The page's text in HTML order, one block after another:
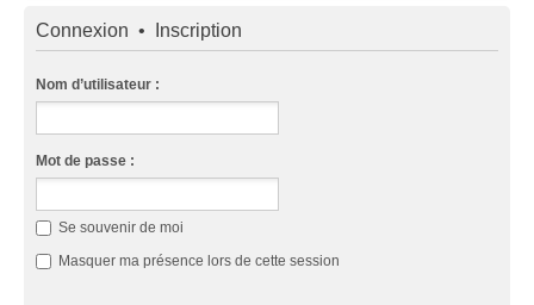
Connexion • Inscription
Nom d’utilisateur :
Mot de passe :
Se souvenir de moi
Masquer ma présence lors de cette session